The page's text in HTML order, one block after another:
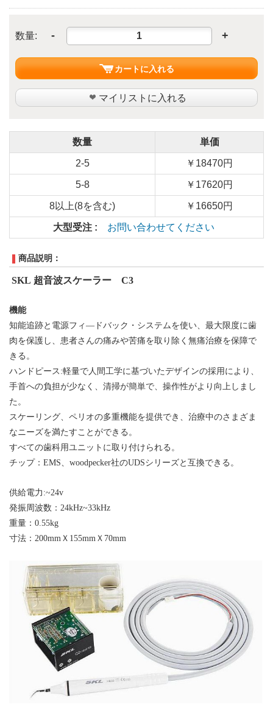
数量: - +
カートに入れる
マイリストに入れる
数量 単価
2-5 ￥18470円
5-8 ￥17620円
8以上(8を含む) ￥16650円
大型受注 : お問い合わせてください
商品説明：
SKL 超音波スケーラー C3
機能
知能追跡と電源フィ―ドバック・システムを使い、最大限度に歯
肉を保護し、患者さんの痛みや苦痛を取り除く無痛治療を保障で
きる。
ハンドピース :軽量で人間工学に基づいたデザインの採用により、
手首への負担が少なく、清掃が簡単で、操作性がより向上しまし
た。
スケーリング、ペリオの多重機能を提供でき、 治療中のさまざま
なニーズを満たす ことができる。
すべての歯科用ユニット に取り付けられる。
チップ ：EMS、woodpecker社のUDSシリーズと互換できる。
供給電力:~24v
発振周波数：24kHz~33kHz
重量：0.55kg
寸法： 200mmＸ 155mmＸ 70mm